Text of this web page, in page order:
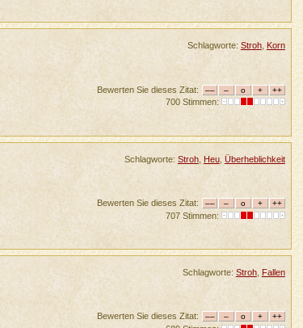
Schlagworte: Stroh, Korn
Bewerten Sie dieses Zitat:
700 Stimmen:
Schlagworte: Stroh, Heu, Überheblichkeit
Bewerten Sie dieses Zitat:
707 Stimmen:
Schlagworte: Stroh, Fallen
Bewerten Sie dieses Zitat: